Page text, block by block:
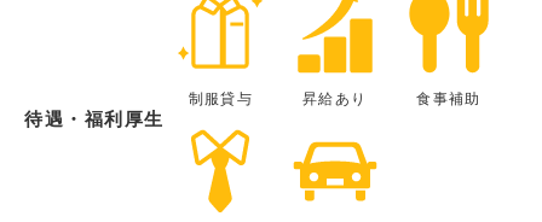
待遇・福利厚生
制服貸与 昇給あり 食事補助